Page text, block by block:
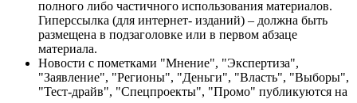
полного либо частичного использования материалов.
Гиперссылка (для интернет- изданий) – должна быть
размещена в подзаголовке или в первом абзаце
материала.
Новости с пометками "Мнение", "Экспертиза",
"Заявление", "Регионы", "Деньги", "Власть", "Выборы",
"Тест-драйв", "Спецпроекты", "Промо" публикуются на